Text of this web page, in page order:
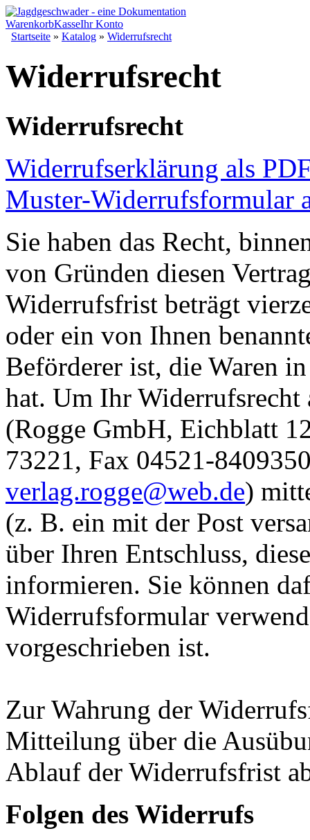
WarenkorbKasseIhr Konto
Startseite » Katalog » Widerrufsrecht
Widerrufsrecht
Widerrufsrecht
Widerrufserklärung als
Muster-Widerrufsformular
Sie haben das Recht,
von Gründen diesen
Widerrufsfrist beträgt
oder ein von Ihnen
Beförderer ist, die Waren
hat. Um Ihr Widerrufsrecht
(Rogge GmbH, Eichblatt
73221, Fax 04521-
verlag.rogge@web.de)
(z. B. ein mit der Post
über Ihren Entschluss,
informieren. Sie können
Widerrufsformular
vorgeschrieben ist.
Zur Wahrung der
Mitteilung über die
Ablauf der Widerrufsfrist
Folgen des Widerrufs